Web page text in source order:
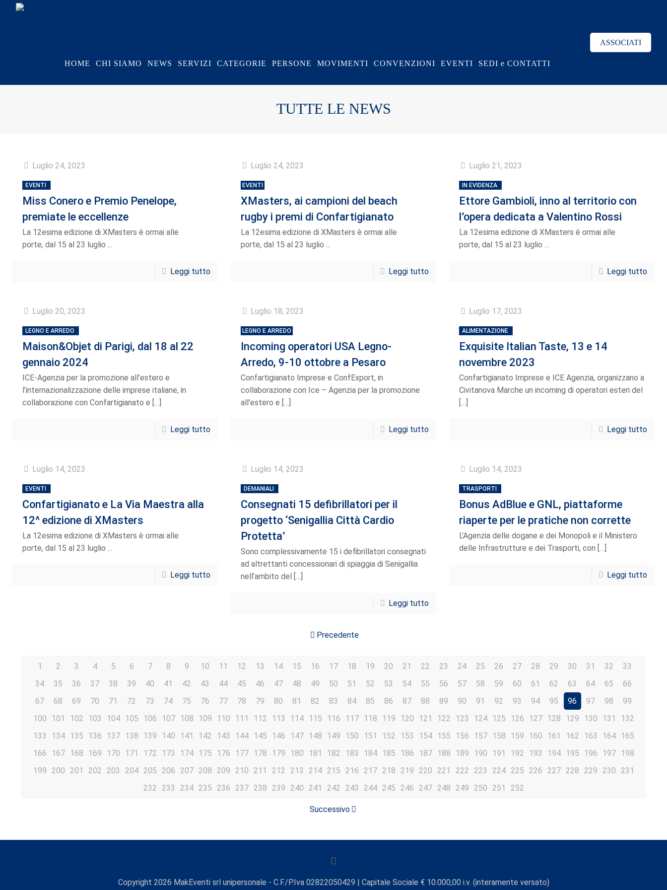
HOME CHI SIAMO NEWS SERVIZI CATEGORIE PERSONE MOVIMENTI CONVENZIONI EVENTI SEDI e CONTATTI
ASSOCIATI
TUTTE LE NEWS
Luglio 24, 2023
EVENTI
Miss Conero e Premio Penelope,
premiate le eccellenze
La 12esima edizione di XMasters è ormai alle
porte, dal 15 al 23 luglio ...
Leggi tutto
Luglio 24, 2023
EVENTI
XMasters, ai campioni del beach
rugby i premi di Confartigianato
La 12esima edizione di XMasters è ormai alle
porte, dal 15 al 23 luglio ...
Leggi tutto
Luglio 21, 2023
IN EVIDENZA
Ettore Gambioli, inno al territorio con
l’opera dedicata a Valentino Rossi
La 12esima edizione di XMasters è ormai alle
porte, dal 15 al 23 luglio ...
Leggi tutto
Luglio 20, 2023
LEGNO E ARREDO
Maison&Objet di Parigi, dal 18 al 22
gennaio 2024
ICE-Agenzia per la promozione all’estero e
l’internazionalizzazione delle imprese italiane, in
collaborazione con Confartigianato e […]
Leggi tutto
Luglio 18, 2023
LEGNO E ARREDO
Incoming operatori USA Legno-
Arredo, 9-10 ottobre a Pesaro
Confartigianato Imprese e ConfExport, in
collaborazione con Ice – Agenzia per la promozione
all’estero e […]
Leggi tutto
Luglio 17, 2023
ALIMENTAZIONE
Exquisite Italian Taste, 13 e 14
novembre 2023
Confartigianato Imprese e ICE Agenzia, organizzano a
Civitanova Marche un incoming di operatori esteri del
[…]
Leggi tutto
Luglio 14, 2023
EVENTI
Confartigianato e La Via Maestra alla
12^ edizione di XMasters
La 12esima edizione di XMasters è ormai alle
porte, dal 15 al 23 luglio ...
Leggi tutto
Luglio 14, 2023
DEMANIALI
Consegnati 15 defibrillatori per il
progetto ‘Senigallia Città Cardio
Protetta’
Sono complessivamente 15 i defibrillatori consegnati
ad altrettanti concessionari di spiaggia di Senigallia
nell’ambito del […]
Leggi tutto
Luglio 14, 2023
TRASPORTI
Bonus AdBlue e GNL, piattaforme
riaperte per le pratiche non corrette
L’Agenzia delle dogane e dei Monopoli e il Ministero
delle Infrastrutture e dei Trasporti, con […]
Leggi tutto
Precedente
1 2 3 4 5 6 7 8 9 10 11 12 13 14 15 16 17 18 19 20 21 22 23 24 25 26 27 28 29 30 31 32
33
34
35 36 37 38 39 40 41 42 43 44 45 46 47 48 49 50 51 52 53 54 55 56 57 58 59 60 61 62 63 64 65
66
67
68 69 70 71 72 73 74 75 76 77 78 79 80 81 82 83 84 85 86 87 88 89 90 91 92 93 94 95 96 97 98
99
100
101 102 103 104 105 106 107 108 109 110 111 112 113 114 115 116 117 118 119 120 121 122 123 124 125 126 127 128 129 130 131
132
133
134 135 136 137 138 139 140 141 142 143 144 145 146 147 148 149 150 151 152 153 154 155 156 157 158 159 160 161 162 163 164
165
166
167 168 169 170 171 172 173 174 175 176 177 178 179 180 181 182 183 184 185 186 187 188 189 190 191 192 193 194 195 196 197
198
199 200 201 202 203 204 205 206 207 208 209 210 211 212 213 214 215 216 217 218 219 220 221 222 223 224 225 226 227 228 229 230 231
232 233 234 235 236 237 238 239 240 241 242 243 244 245 246 247 248 249 250 251 252
Successivo
Copyright 2026 MakEventi srl unipersonale - C.F./P.Iva 02822050429 | Capitale Sociale € 10.000,00 i.v. (interamente versato)